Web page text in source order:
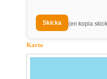
(en kopia
Karta